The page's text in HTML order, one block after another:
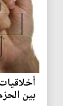
بين